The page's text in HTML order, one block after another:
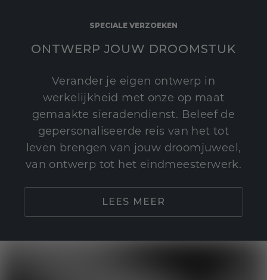
SPECIALE VERZOEKEN
ONTWERP JOUW DROOMSTUK
Verander je eigen ontwerp in
werkelijkheid met onze op maat
gemaakte sieradendienst. Beleef de
gepersonaliseerde reis van het tot
leven brengen van jouw droomjuweel,
van ontwerp tot het eindmeesterwerk.
LEES MEER